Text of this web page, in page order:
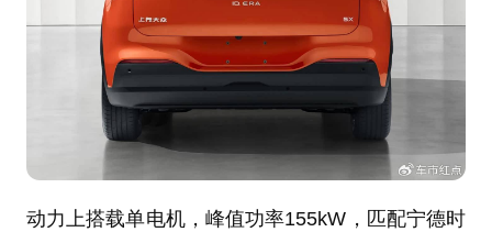
动力上搭载单电机，峰值功率155kW，匹配宁德时